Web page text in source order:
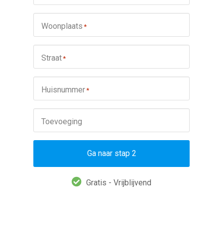
Woonplaats *
Straat*
Huisnummer*
Toevoeging
Ga naar stap 2
Gratis - Vrijblijvend